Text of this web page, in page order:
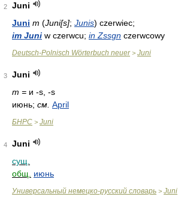
2
Juni
Juni m (Juni[s]; Junis) czerwiec;
im Juni w czerwcu; in Zssgn czerwcowy
Deutsch-Polnisch Wörterbuch neuer> Juni
3
Juni
m = и -s, -s
июнь; см. April
БНРС > Juni
4
Juni
сущ.
общ.
июнь
Универсальный немецко-русский словарь > Juni